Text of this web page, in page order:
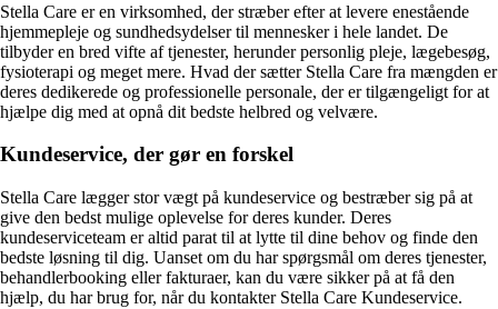
Stella Care er en virksomhed, der stræber efter at levere enestående
hjemmepleje og sundhedsydelser til mennesker i hele landet. De
tilbyder en bred vifte af tjenester, herunder personlig pleje, lægebesøg,
fysioterapi og meget mere. Hvad der sætter Stella Care fra mængden er
deres dedikerede og professionelle personale, der er tilgængeligt for at
hjælpe dig med at opnå dit bedste helbred og velvære.
Kundeservice, der gør en forskel
Stella Care lægger stor vægt på kundeservice og bestræber sig på at
give den bedst mulige oplevelse for deres kunder. Deres
kundeserviceteam er altid parat til at lytte til dine behov og finde den
bedste løsning til dig. Uanset om du har spørgsmål om deres tjenester,
behandlerbooking eller fakturaer, kan du være sikker på at få den
hjælp, du har brug for, når du kontakter Stella Care Kundeservice.